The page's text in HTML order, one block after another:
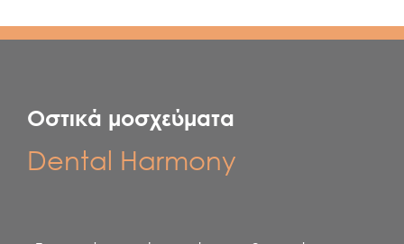
Οστικά μοσχεύματα
Dental Harmony